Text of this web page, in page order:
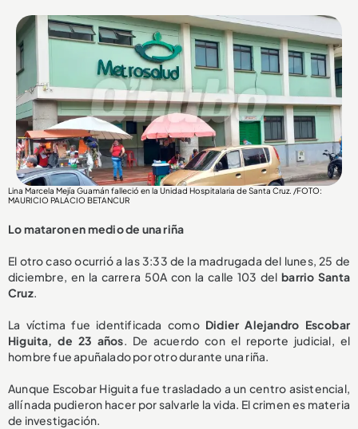
Lina Marcela Mejía Guamán falleció en la Unidad Hospitalaria de Santa Cruz. /FOTO:
MAURICIO PALACIO BETANCUR
Lo mataron en medio de una riña
El otro caso ocurrió a las 3:33 de la madrugada del lunes, 25 de
diciembre, en la carrera 50A con la calle 103 delbarrio Santa
Cruz.
La víctima fue identificada como Didier Alejandro Escobar
Higuita, de 23 años. De acuerdo con el reporte judicial, el
hombre fue apuñalado por otro durante una riña.
Aunque Escobar Higuita fue trasladado a un centro asistencial,
allí nada pudieron hacer por salvarle la vida. El crimen es materia
de investigación.